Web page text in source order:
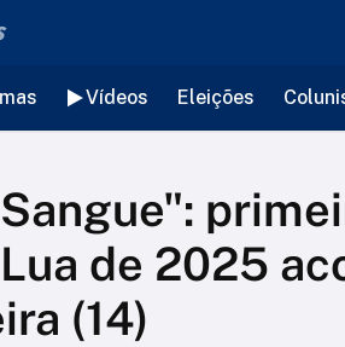
Vídeos Eleições
de 2025
(14)